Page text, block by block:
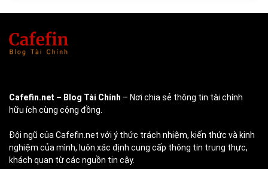
Cafefin.net – Blog Tài Chính – Nơi chia sẻ thông tin tài chính
hữu ích cùng cộng đồng.
Đội ngũ của Cafefin.net với ý thức trách nhiệm, kiến thức và kinh
nghiệm của mình, luôn xác định cung cấp thông tin trung thực,
khách quan từ các nguồn tin cậy.